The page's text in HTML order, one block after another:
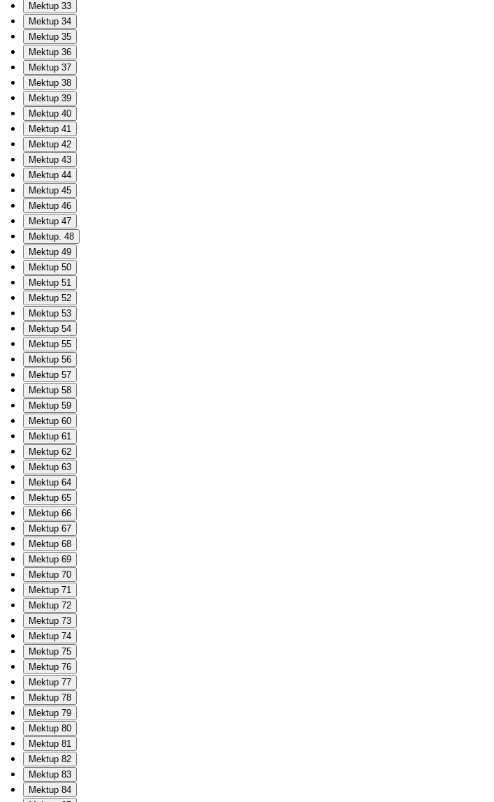
Mektup 33
Mektup 34
Mektup 35
Mektup 36
Mektup 37
Mektup 38
Mektup 39
Mektup 40
Mektup 41
Mektup 42
Mektup 43
Mektup 44
Mektup 45
Mektup 46
Mektup 47
Mektup. 48
Mektup 49
Mektup 50
Mektup 51
Mektup 52
Mektup 53
Mektup 54
Mektup 55
Mektup 56
Mektup 57
Mektup 58
Mektup 59
Mektup 60
Mektup 61
Mektup 62
Mektup 63
Mektup 64
Mektup 65
Mektup 66
Mektup 67
Mektup 68
Mektup 69
Mektup 70
Mektup 71
Mektup 72
Mektup 73
Mektup 74
Mektup 75
Mektup 76
Mektup 77
Mektup 78
Mektup 79
Mektup 80
Mektup 81
Mektup 82
Mektup 83
Mektup 84